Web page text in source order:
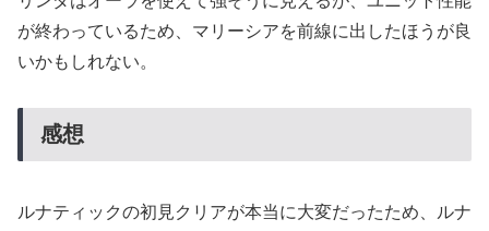
が終わっているため、マリーシアを前線に出したほうが良
いかもしれない。
感想
ルナティックの初見クリアが本当に大変だったため、ルナ